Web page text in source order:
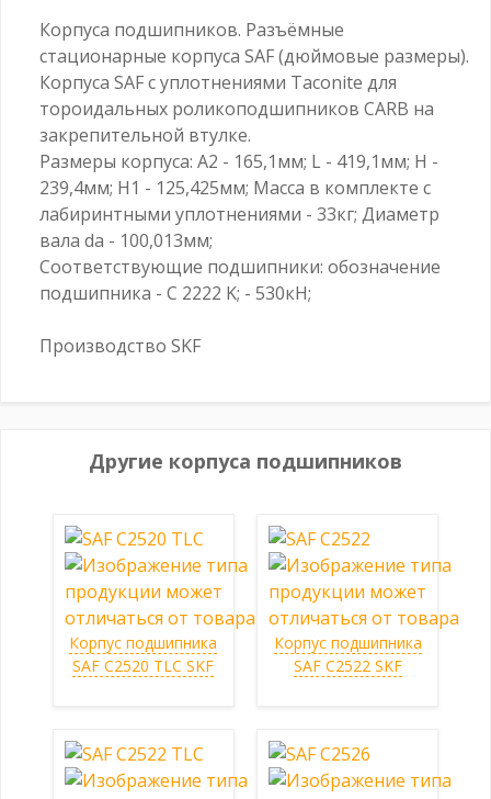
Корпуса подшипников. Разъёмные
стационарные корпуса SAF (дюймовые размеры).
Корпуса SAF с уплотнениями Taconite для
тороидальных роликоподшипников CARB на
закрепительной втулке.
Размеры корпуса: A2 - 165,1мм; L - 419,1мм; H -
239,4мм; H1 - 125,425мм; Масса в комплекте с
лабиринтными уплотнениями - 33кг; Диаметр
вала da - 100,013мм;
Соответствующие подшипники: обозначение
подшипника - C 2222 K; - 530кН;
Производство SKF
Другие корпуса подшипников
Корпус подшипника
SAF C2520 TLC SKF
Корпус подшипника
SAF C2522 SKF